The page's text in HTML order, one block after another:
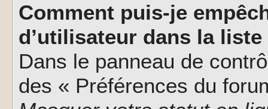
Comment puis-je
d’utilisateur dans la
Dans le panneau de
des « Préférences du